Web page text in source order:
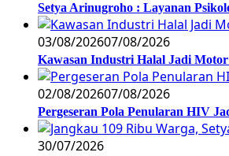
Setya Arinugroho : Layanan
03/08/202607/08/2026
Kawasan Industri Halal Jadi
02/08/202607/08/2026
Pergeseran Pola Penularan HIV
30/07/2026